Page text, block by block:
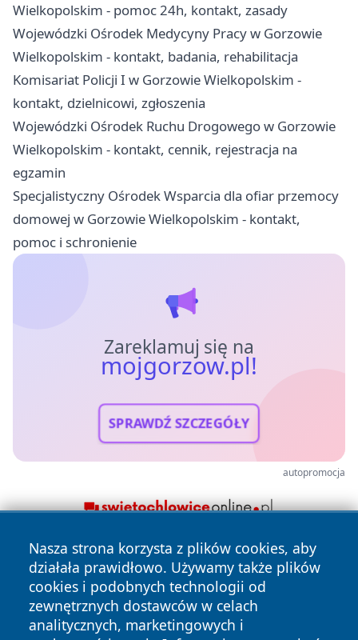
Wielkopolskim - pomoc 24h, kontakt, zasady
Wojewódzki Ośrodek Medycyny Pracy w Gorzowie
Wielkopolskim - kontakt, badania, rehabilitacja
Komisariat Policji I w Gorzowie Wielkopolskim -
kontakt, dzielnicowi, zgłoszenia
Wojewódzki Ośrodek Ruchu Drogowego w Gorzowie
Wielkopolskim - kontakt, cennik, rejestracja na
egzamin
Specjalistyczny Ośrodek Wsparcia dla ofiar przemocy
domowej w Gorzowie Wielkopolskim - kontakt,
pomoc i schronienie
Zareklamuj się na
mojgorzow.pl!
SPRAWDŹ SZCZEGÓŁY
autopromocja
Nasza strona korzysta z plików cookies, aby
działała prawidłowo. Używamy także plików
cookies i podobnych technologii od
zewnętrznych dostawców w celach
analitycznych, marketingowych i